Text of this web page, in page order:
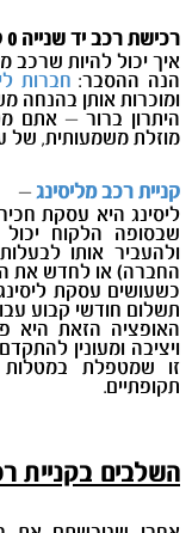
רכישת רכב יד שנייה 0 קילומטר
איך יכול להיות שרכב מיד
הנה ההסבר: חברות
ומוכרות אותן בהנחה
היתרון ברור – אתם
מוזלת משמעותית, של
קניית רכב מליסינג–
ליסינג היא עסקת
שבסופה הלקוח
ולהעביר אותו
החברה) או לחדש את
כשעושים עסקת
תשלום חודשי קבוע
האופציה הזאת היא
ויציבה ומעונין
זו שמטפלת במטלות
תקופתיים.
השלבים בקניית